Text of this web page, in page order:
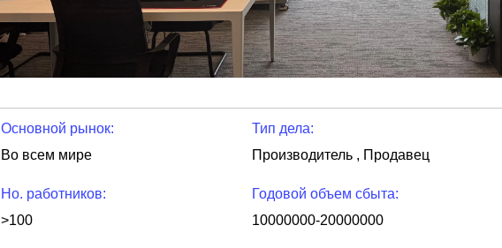
Основной рынок:
Во всем мире
Тип дела:
Производитель , Продавец
Но. работников:
>100
Годовой объем сбыта:
10000000-20000000